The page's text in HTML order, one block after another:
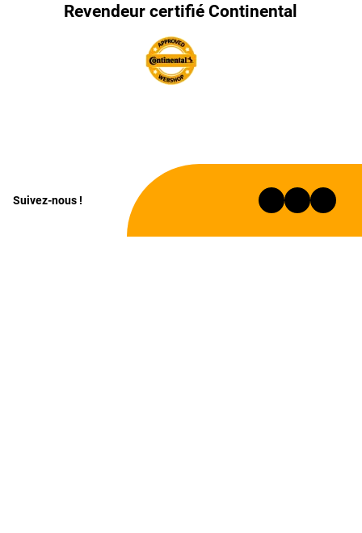
Revendeur certifié Continental
Suivez-nous !